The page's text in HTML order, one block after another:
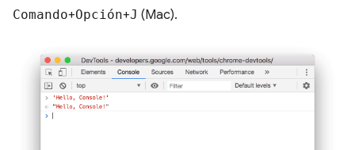
Comando+Opción+J (Mac).